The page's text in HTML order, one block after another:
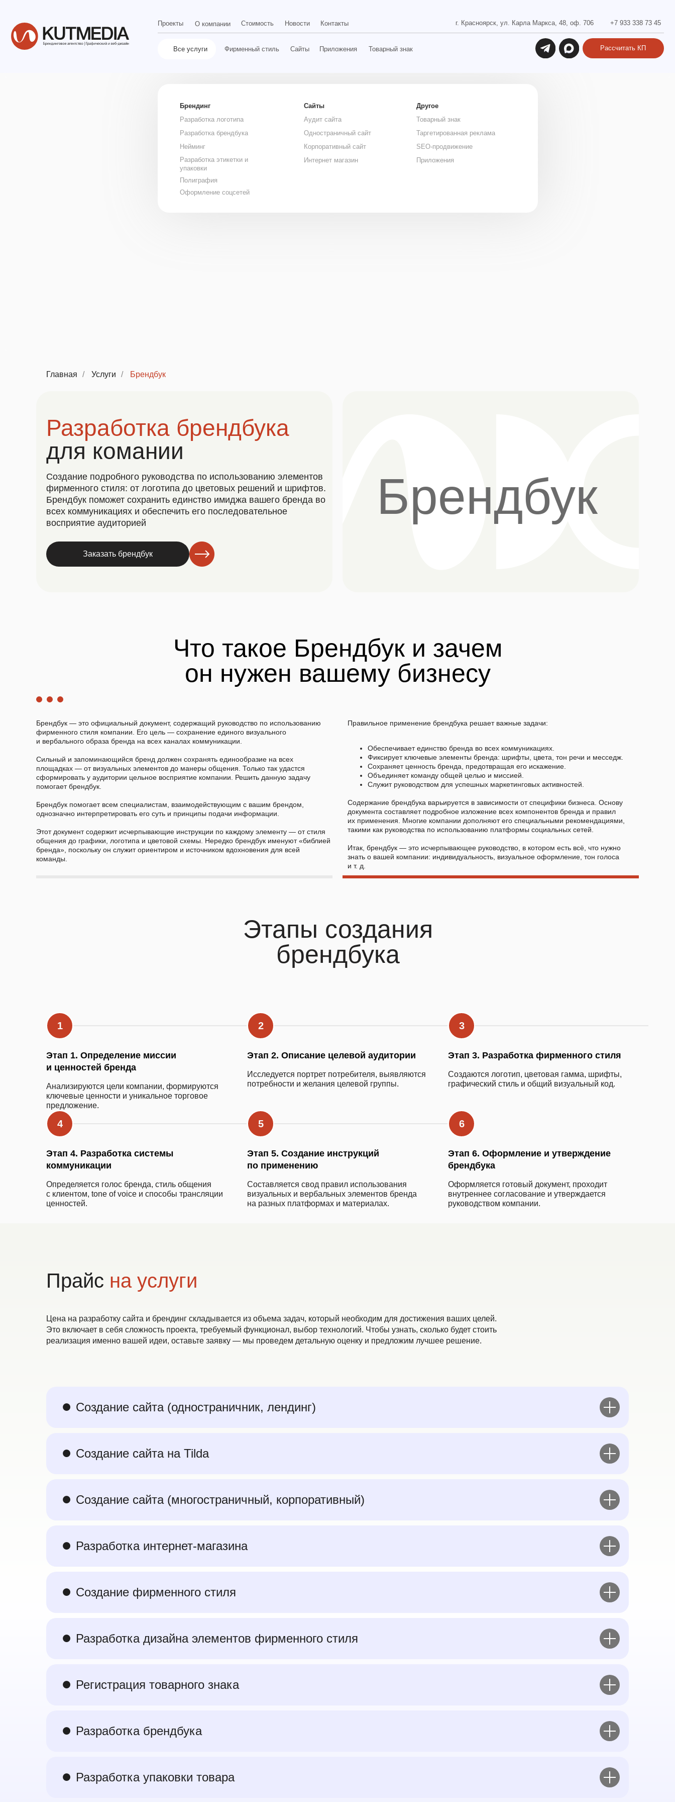
Проекты О компании Стоимость Новости Контакты +7 933 338 73 45
г. Красноярск, ул. Карла Маркса, 48, оф. 706
Рассчитать КП
Разработка логотипа
Разработка брендбука
Нейминг
Разработка этикетки и
упаковки
Аудит сайта
Одностраничный сайт
Корпоративный сайт
Интернет магазин
Таргетированная реклама
SEO-продвижение
Полиграфия
Оформление соцсетей
Главная / Услуги / Брендбук
Брендбук
Разработка брендбука
для комании
Создание подробного руководства по использованию элементов
фирменного стиля: от логотипа до цветовых решений и шрифтов.
Брендбук поможет сохранить единство имиджа вашего бренда во
всех коммуникациях и обеспечить его последовательное
восприятие аудиторией
Заказать брендбук
Брендбук — это официальный документ, содержащий руководство по использованию
фирменного стиля компании. Его цель — сохранение единого визуального
и вербального образа бренда на всех каналах коммуникации.
Сильный и запоминающийся бренд должен сохранять единообразие на всех
площадках — от визуальных элементов до манеры общения. Только так удастся
сформировать у аудитории цельное восприятие компании. Решить данную задачу
помогает брендбук.
Брендбук помогает всем специалистам, взаимодействующим с вашим брендом,
однозначно интерпретировать его суть и принципы подачи информации.
Этот документ содержит исчерпывающие инструкции по каждому элементу — от стиля
общения до графики, логотипа и цветовой схемы. Нередко брендбук именуют «библией
бренда», поскольку он служит ориентиром и источником вдохновения для всей
команды.
Правильное применение брендбука решает важные задачи:
Обеспечивает единство бренда во всех коммуникациях.
Фиксирует ключевые элементы бренда: шрифты, цвета, тон речи и месседж.
Сохраняет ценность бренда, предотвращая его искажение.
Объединяет команду общей целью и миссией.
Служит руководством для успешных маркетинговых активностей.
Содержание брендбука варьируется в зависимости от специфики бизнеса. Основу
документа составляет подробное изложение всех компонентов бренда и правил
их применения. Многие компании дополняют его специальными рекомендациями,
такими как руководства по использованию платформы социальных сетей.
Итак, брендбук — это исчерпывающее руководство, в котором есть всё, что нужно
знать о вашей компании: индивидуальность, визуальное оформление, тон голоса
и т. д.
Что такое Брендбук и зачем
он нужен вашему бизнесу
Этапы создания
брендбука
Этап 1. Определение миссии
и ценностей бренда
Анализируются цели компании, формируются
ключевые ценности и уникальное торговое
предложение.
Этап 2. Описание целевой аудитории
Исследуется портрет потребителя, выявляются
потребности и желания целевой группы.
Этап 3. Разработка фирменного стиля
Создаются логотип, цветовая гамма, шрифты,
графический стиль и общий визуальный код.
Этап 4. Разработка системы
коммуникации
Определяется голос бренда, стиль общения
с клиентом, tone of voice и способы трансляции
ценностей.
Этап 5. Создание инструкций
по применению
Составляется свод правил использования
визуальных и вербальных элементов бренда
на разных платформах и материалах.
Этап 6. Оформление и утверждение
брендбука
Оформляется готовый документ, проходит
внутреннее согласование и утверждается
руководством компании.
Прайс на услуги
Цена на разработку сайта и брендинг складывается из объема задач, который необходим для достижения ваших целей.
Это включает в себя сложность проекта, требуемый функционал, выбор технологий. Чтобы узнать, сколько будет стоить
реализация именно вашей идеи, оставьте заявку — мы проведем детальную оценку и предложим лучшее решение.
⏺︎ Создание сайта (одностраничник, лендинг)
⏺︎ Создание сайта на Tilda
⏺︎ Создание сайта (многостраничный, корпоративный)
⏺︎ Разработка интернет-магазина
⏺︎ Создание фирменного стиля
⏺︎ Разработка дизайна элементов фирменного стиля
⏺︎ Регистрация товарного знака
⏺︎ Разработка брендбука
⏺︎ Разработка упаковки товара